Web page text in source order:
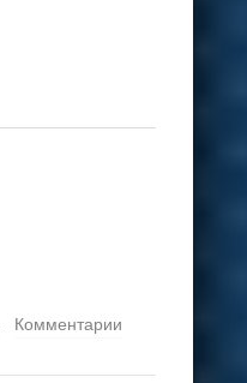
Комментарии